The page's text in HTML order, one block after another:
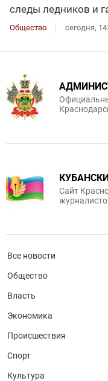
следы ледников и
Общество сегодня,
Сайт
Все новости
Общество
Власть
Экономика
Происшествия
Спорт
Культура